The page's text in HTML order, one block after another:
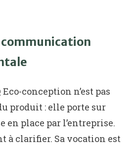
conception n’est pas
produit : elle porte sur
en place par l’entreprise.
à clarifier. Sa vocation est